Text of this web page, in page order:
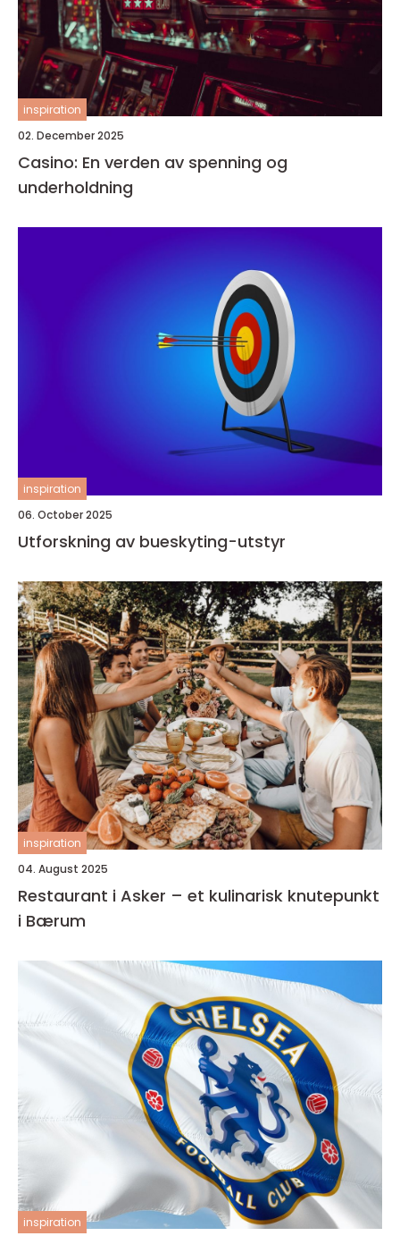
inspiration
02. December 2025
Casino: En verden av spenning og
underholdning
inspiration
06. October 2025
Utforskning av bueskyting-utstyr
inspiration
04. August 2025
Restaurant i Asker – et kulinarisk knutepunkt
i Bærum
inspiration